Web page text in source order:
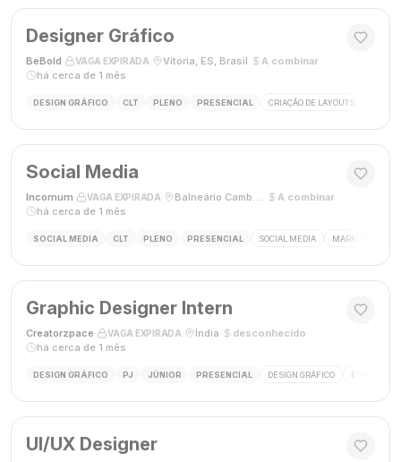
Designer Gráfico
BeBold VAGA EXPIRADA Vitória, ES, Brasil A combinar·
há cerca de 1 mês
DESIGN GRÁFICO CLT PLENO PRESENCIAL CRIAÇÃO DE LAYOUTS
Social Media
Incomum VAGA EXPIRADA Balneário Camboriú, SC A combinar·
há cerca de 1 mês
SOCIAL MEDIA CLT PLENO PRESENCIAL SOCIAL MEDIA MARKETING
Graphic Designer Intern
Creatorzpace VAGA EXPIRADA Índia desconhecido
há cerca de 1 mês
DESIGN GRÁFICO PJ JÚNIOR PRESENCIAL DESIGN GRÁFICO ESTÁGIO
UI/UX Designer